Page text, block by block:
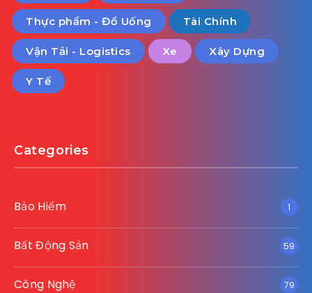
Thực phẩm - Đồ Uống Tài Chính
Vận Tải - Logistics Xe Xây Dựng
Y Tế
Categories
Bảo Hiểm 1
Bất Động Sản 59
Công Nghệ 79